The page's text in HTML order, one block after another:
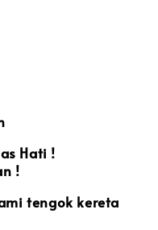
Hati !
!
tengok kereta